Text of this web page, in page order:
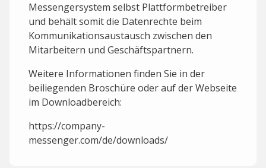
Messengersystem selbst Plattformbetreiber
und behält somit die Datenrechte beim
Kommunikationsaustausch zwischen den
Mitarbeitern und Geschäftspartnern.
Weitere Informationen finden Sie in der
beiliegenden Broschüre oder auf der Webseite
im Downloadbereich:
https://company-
messenger.com/de/downloads/